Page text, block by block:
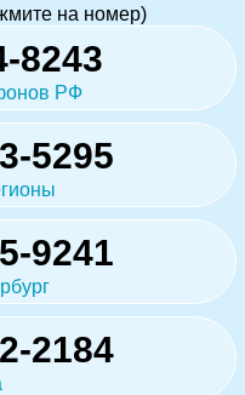
на номер)
8243
РФ
5295
9241
2184